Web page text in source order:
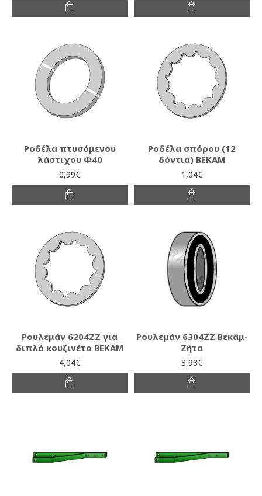
Ροδέλα πτυσόμενου
λάστιχου Φ40
0,99€
Ροδέλα σπόρου (12
δόντια) ΒΕΚΑΜ
1,04€
Ρουλεμάν 6204ΖΖ για
διπλό κουζινέτο ΒΕΚΑΜ
4,04€
Ρουλεμάν 6304ΖΖ Βεκάμ-
Ζήτα
3,98€